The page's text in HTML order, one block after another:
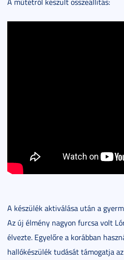
A készülék aktiválása után a
Az új élmény nagyon furcsa volt
élvezte. Egyelőre a korábban
hallókészülék tudását támogatja